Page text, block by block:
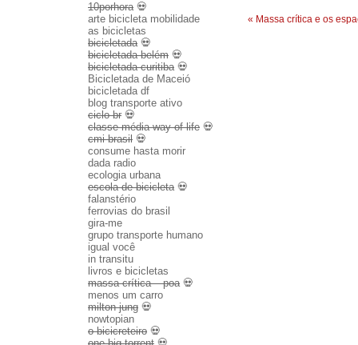
« Massa crítica e os
10porhora💀
arte bicicleta mobilidade
as bicicletas
bicicletada💀
bicicletada belém 💀
bicicletada curitiba💀
Bicicletada de Maceió
bicicletada df
blog transporte ativo
ciclo br 💀
classe média way of life 💀
cmi brasil 💀
consume hasta morir
dada radio
ecologia urbana
escola de bicicleta💀
falanstério
ferrovias do brasil
gira-me
grupo transporte humano
igual você
in transitu
livros e bicicletas
massa crítica – poa💀
menos um carro
milton jung 💀
nowtopian
o bicicreteiro 💀